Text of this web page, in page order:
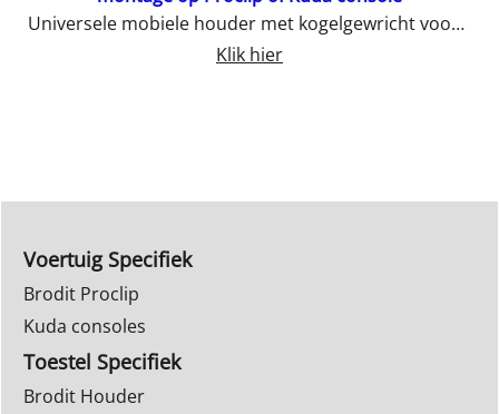
Universele mobiele houder met kogelgewricht voor montage op Proclip of Kuda console
Klik hier
Voertuig Specifiek
Brodit Proclip
Kuda consoles
Toestel Specifiek
Brodit Houder